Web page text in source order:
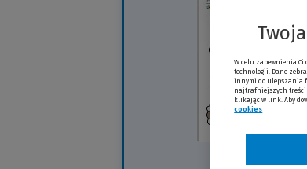
W celu zapewnienia Ci
technologii. Dane
innymi do ulepszania
najtrafniejszych treści
klikając w link. Aby
cookies